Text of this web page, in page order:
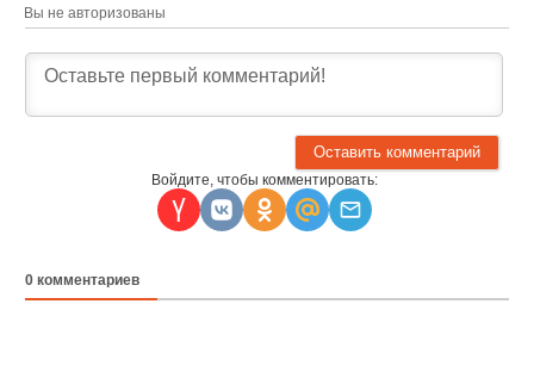
Вы не авторизованы
Войдите, чтобы комментировать:
0 комментариев